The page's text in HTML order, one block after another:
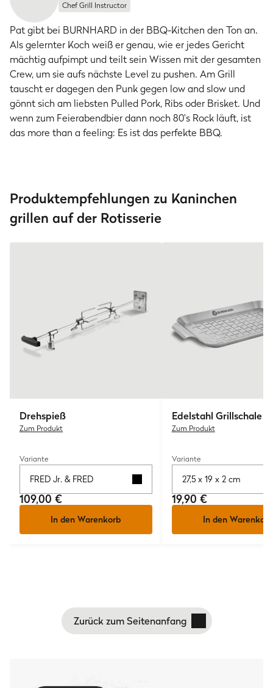
Chef Grill Instructor
Pat gibt bei BURNHARD in der BBQ-Kitchen den Ton an.
Als gelernter Koch weiß er genau, wie er jedes Gericht
mächtig aufpimpt und teilt sein Wissen mit der gesamten
Crew, um sie aufs nächste Level zu pushen. Am Grill
tauscht er dagegen den Punk gegen low and slow und
gönnt sich am liebsten Pulled Pork, Ribs oder Brisket. Und
wenn zum Feierabendbier dann noch 80's Rock läuft, ist
das more than a feeling: Es ist das perfekte BBQ.
Produktempfehlungen zu Kaninchen
grillen auf der Rotisserie
Drehspieß
Zum Produkt
Variante
FRED Jr. & FRED
109,00 €
In den Warenkorb
Edelstahl Grillschale
Zum Produkt
Variante
27,5 x 19 x 2 cm
19,90 €
In den Warenkorb
Zurück zum Seitenanfang